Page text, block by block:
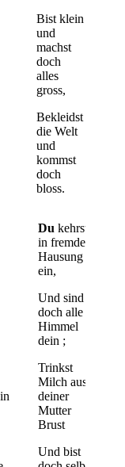
Bist klein
und
machst
doch
alles
gross,
Bekleidst
die Welt
und
kommst
doch
bloss.
Du kehrst
in fremder
Hausung
ein,
Und sind
doch alle
Himmel
dein ;
Trinkst
Milch aus
deiner
Mutter
Brust
Und bist